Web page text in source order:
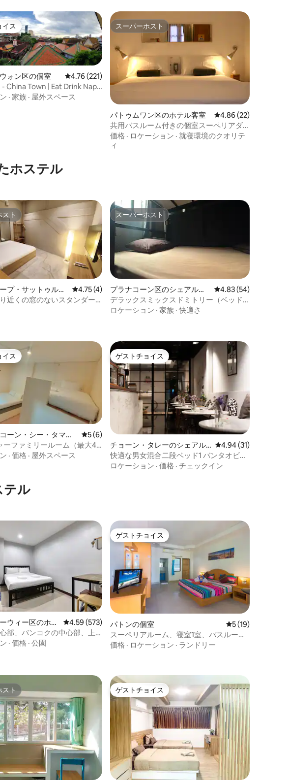
つ星の平均評価
イス
イス
ォン区の個室 レビュー221件、5つ星中4.76つ星の平均評価
4.76 (221)
- China Town | Eat Drink Nap!!
· 家族 · 屋外スペース
スーパーホスト
スーパーホスト
パトゥムワン区のホテル客室 レビュー22件、5つ星
4.86 (22)
共用バスルーム付きの個室スーペリアダ
ブルルーム
価格 · ロケーション · 就寝環境のクオリテ
ィ
ホステル
つ星の平均評価
ト
ト
プ・サットゥル
個室
レビュー4件、5つ星中4.75つ星の平均評価
4.75 (4)
近くの窓のないスタンダー
スーパーホスト
スーパーホスト
プラナコーン区のシェアルー
ム
レビュー54件、5つ星
4.83 (54)
デラックスミックスドミトリー（ベッド
20台）
ロケーション · 家族 ·快適さ
5つ星の平均評価
イス
イス
ーン・シー・タマラ
レビュー6件、5つ星中5つ星の平均評価
5 (6)
ーファミリールーム（最大4
· 価格 · 屋外スペース
ゲストチョイス
ゲストチョイス
チョーン・タレーのシェアル
ーム
レビュー31件、5つ
4.94 (31)
快適な男女混合二段ベッド1 バンタオビー
チ：Niece hostel
ロケーション · 価格 · チェックイン
テル
つ星の平均評価
ウィー区のホテ
レビュー573件、5つ星中4.59つ星の平均評価
4.59 (573)
部、バンコクの中心部、上
· 価格 · 公園
ゲストチョイス
ゲストチョイス
パトンの個室 レビュー19件、5
5 (19)
スーペリアルーム、寝室1室、バスルーム1
室
価格 · ロケーション · ランドリー
つ星の平均評価
ト
ト ゲストチョイス
ゲストチョイス